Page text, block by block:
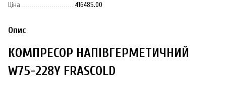
Ціна 416485.00
Опис
КОМПРЕСОР НАПІВГЕРМЕТИЧНИЙ
W75-228Y FRASCOLD